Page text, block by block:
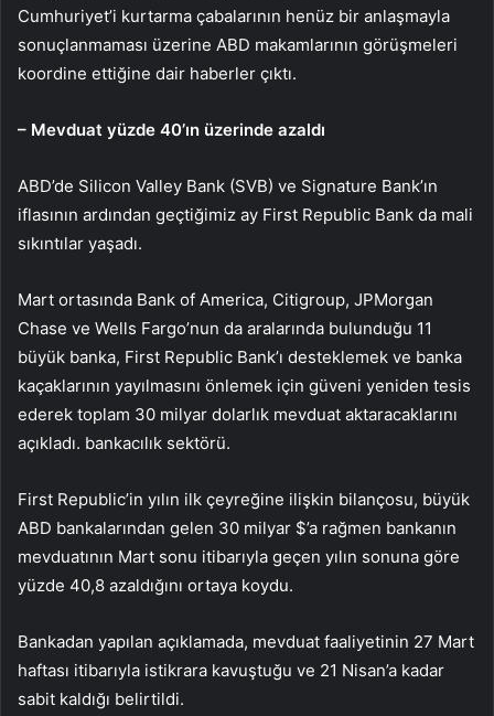
Cumhuriyet’i kurtarma çabalarının henüz bir anlaşmayla
sonuçlanmaması üzerine ABD makamlarının görüşmeleri
koordine ettiğine dair haberler çıktı.
– Mevduat yüzde 40’ın üzerinde azaldı
ABD’de Silicon Valley Bank (SVB) ve Signature Bank’ın
iflasının ardından geçtiğimiz ay First Republic Bank da mali
sıkıntılar yaşadı.
Mart ortasında Bank of America, Citigroup, JPMorgan
Chase ve Wells Fargo’nun da aralarında bulunduğu 11
büyük banka, First Republic Bank’ı desteklemek ve banka
kaçaklarının yayılmasını önlemek için güveni yeniden tesis
ederek toplam 30 milyar dolarlık mevduat aktaracaklarını
açıkladı. bankacılık sektörü.
First Republic’in yılın ilk çeyreğine ilişkin bilançosu, büyük
ABD bankalarından gelen 30 milyar $’a rağmen bankanın
mevduatının Mart sonu itibarıyla geçen yılın sonuna göre
yüzde 40,8 azaldığını ortaya koydu.
Bankadan yapılan açıklamada, mevduat faaliyetinin 27 Mart
haftası itibarıyla istikrara kavuştuğu ve 21 Nisan’a kadar
sabit kaldığı belirtildi.